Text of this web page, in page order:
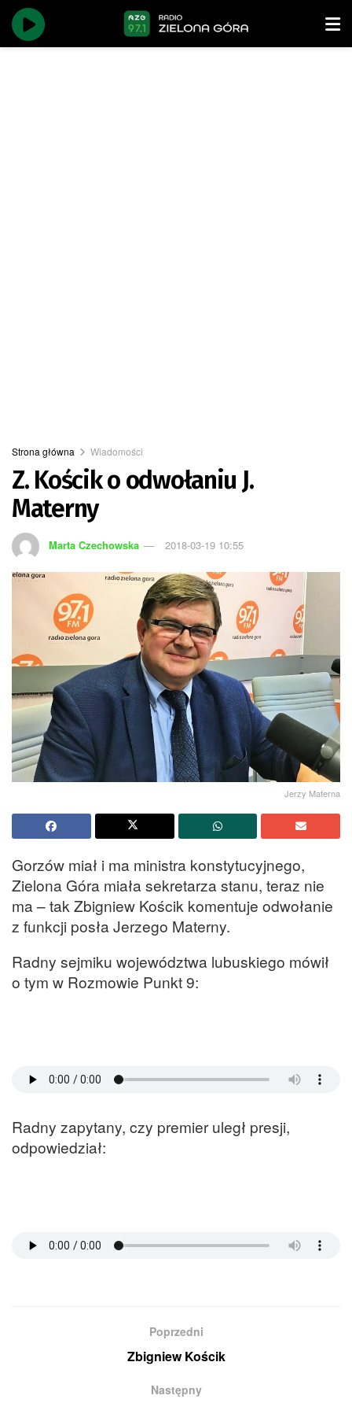
Strona główna Wiadomości
Z. Kościk o odwołaniu J.
Materny
Marta Czechowska 2018-03-19 10:55
Jerzy Materna
Gorzów miał i ma ministra konstytucyjnego,
Zielona Góra miała sekretarza stanu, teraz nie
ma – tak Zbigniew Kościk komentuje odwołanie
z funkcji posła Jerzego Materny.
Radny sejmiku województwa lubuskiego mówił
o tym w Rozmowie Punkt 9:
Radny zapytany, czy premier uległ presji,
odpowiedział:
Poprzedni
Zbigniew Kościk
Następny